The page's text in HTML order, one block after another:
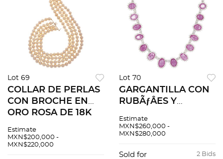
Lot 69
COLLAR DE PERLAS
CON BROCHE EN
ORO ROSA DE 18K
Estimate
MXN$200,000 -
MXN$220,000
Lot 70
GARGANTILLA CON
RUBÃƒÂES Y
PLATINO 950
Estimate
MXN$260,000 -
MXN$280,000
2 Bids
Sold for